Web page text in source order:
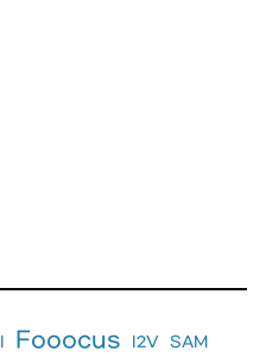
Fooocus I2V SAM